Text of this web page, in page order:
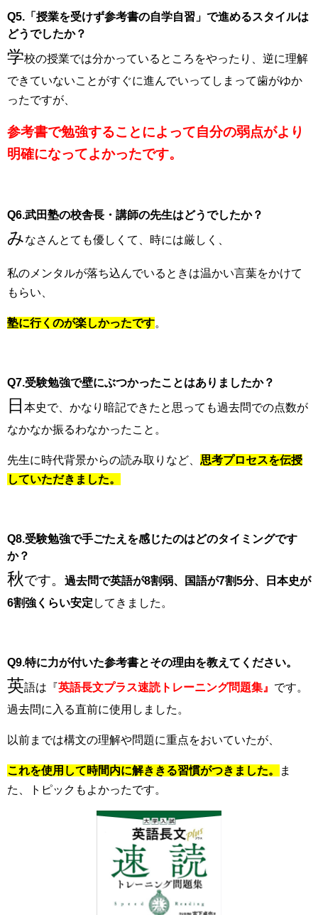
Q5.「授業を受けず参考書の自学自習」で進めるスタイルは
どうでしたか？
学校の授業では分かっているところをやったり、逆に理解
できていないことがすぐに進んでいってしまって歯がゆか
ったですが、
参考書で勉強することによって自分の弱点がより
明確になってよかったです。
Q6.武田塾の校舎長・講師の先生はどうでしたか？
みなさんとても優しくて、時には厳しく、
私のメンタルが落ち込んでいるときは温かい言葉をかけて
もらい、
塾に行くのが楽しかったです。
Q7.受験勉強で壁にぶつかったことはありましたか？
日 本史で、かなり暗記できたと思っても過去問での点数が
なかなか振るわなかったこと。
先生に時代背景からの読み取りなど、 思考プロセスを伝授
していただきました。
Q8.受験勉強で手ごたえを感じたのはどのタイミングです
か？
秋です。
過去問で英語が8割弱、国語が7割5分、日本史が
6割強くらい安定 してきました。
Q9.特に力が付いた参考書とその理由を教えてください。
英語は『英語長文プラス速読トレーニング問題集』 です。
過去問に入る直前に使用しました。
以前までは構文の理解や問題に重点をおいていたが、
これを使用して時間内に解ききる習慣がつきました。
ま
た、トピックもよかったです。